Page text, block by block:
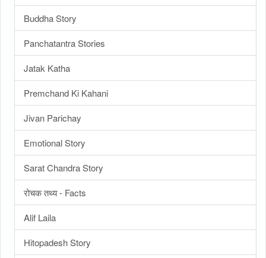
Buddha Story
Panchatantra Stories
Jatak Katha
Premchand Ki Kahani
Jivan Parichay
Emotional Story
Sarat Chandra Story
रोचक तथ्य - Facts
Alif Laila
Hitopadesh Story